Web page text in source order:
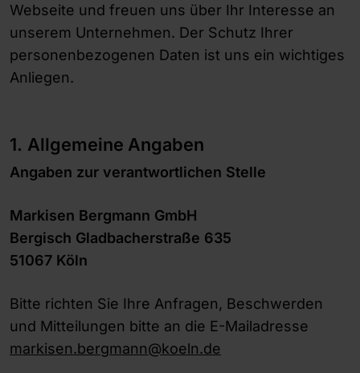
Webseite und freuen uns über Ihr Interesse an
unserem Unternehmen. Der Schutz Ihrer
personenbezogenen Daten ist uns ein wichtiges
Anliegen.
1. Allgemeine Angaben
Angaben zur verantwortlichen Stelle
Markisen Bergmann GmbH
Bergisch Gladbacherstraße 635
51067 Köln
Bitte richten Sie Ihre Anfragen, Beschwerden
und Mitteilungen bitte an die E-Mailadresse
markisen.bergmann@koeln.de